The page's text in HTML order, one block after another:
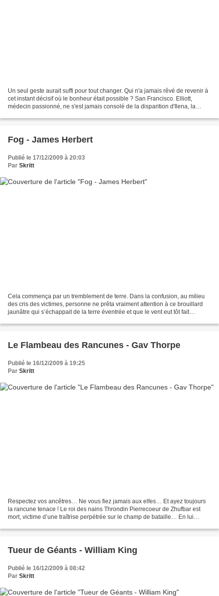
Un seul geste aurait suffi pour tout changer. Qui n'a jamais rêvé de revenir à
cet instant décisif où le bonheur était possible ? San Francisco. Elliott,
médecin passionné, ne s'est jamais consolé de la disparition d'Ilena, la
Fog - James Herbert
Publié le 17/12/2009 à 20:03
Par Skritt
Cela commença par un tremblement de terre. Dans la confusion, au milieu
des cris des victimes, personne ne prêta vraiment attention à ce brouillard
jaunâtre qui s’échappait de la terre éventrée et que le vent eut tôt fait
Le Flambeau des Rancunes - Gav Thorpe
Publié le 16/12/2009 à 19:25
Par Skritt
Respectez vos ancêtres… Ne vous fiez jamais aux elfes… Et ayez toujours
la rancune tenace ! Le roi des nains Throndin Pierrecoeur de Zhufbar est
mort, victime d’une traîtrise perpétrée sur le champ de bataille… En lui
Tueur de Géants - William King
Publié le 16/12/2009 à 08:42
Par Skritt